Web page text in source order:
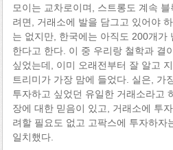
모이는 교차로이며, 스트롱도 계속
려면, 거래소에 발을 담그고 있어야
는 없지만, 한국에는 아직도 200개가
한다고 한다. 이 중 우리랑 철학과 결
싶었는데, 이미 오래전부터 잘 알고
트리미가 가장 맘에 들었다. 실은, 가
투자하고 싶었던 유일한 거래소라고
장에 대한 믿음이 있고, 거래소에 투
려할 필요도 없고 고팍스에 투자하자
일치했다.